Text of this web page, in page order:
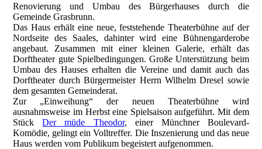
Renovierung und Umbau des Bürgerhauses durch die
Gemeinde Grasbrunn.
Das Haus erhält eine neue, feststehende Theaterbühne auf der
Nordseite des Saales, dahinter wird eine Bühnengarderobe
angebaut. Zusammen mit einer kleinen Galerie, erhält das
Dorftheater gute Spielbedingungen. Große Unterstützung beim
Umbau des Hauses erhalten die Vereine und damit auch das
Dorftheater durch Bürgermeister Herrn Wilhelm Dresel sowie
dem gesamten Gemeinderat.
Zur „Einweihung“ der neuen Theaterbühne wird
ausnahmsweise im Herbst eine Spielsaison aufgeführt. Mit dem
StückDer müde Theodor, einer Münchner Boulevard-
Komödie, gelingt ein Volltreffer. Die Inszenierung und das neue
Haus werden vom Publikum begeistert aufgenommen.